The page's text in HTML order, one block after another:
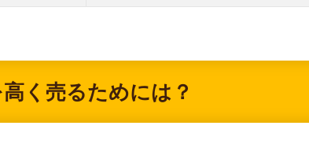
く売るためには？